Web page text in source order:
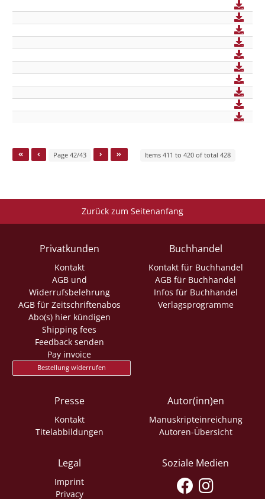
Page 42/43 Items 411 to 420 of total 428
Zurück zum Seitenanfang
Privatkunden
Kontakt
AGB und
Widerrufsbelehrung
AGB für Zeitschriftenabos
Abo(s) hier kündigen
Shipping fees
Feedback senden
Pay invoice
Bestellung widerrufen
Buchhandel
Kontakt für Buchhandel
AGB für Buchhandel
Infos für Buchhandel
Verlagsprogramme
Presse
Kontakt
Titelabbildungen
Autor(inn)en
Manuskripteinreichung
Autoren-Übersicht
Legal
Imprint
Privacy
Soziale Medien